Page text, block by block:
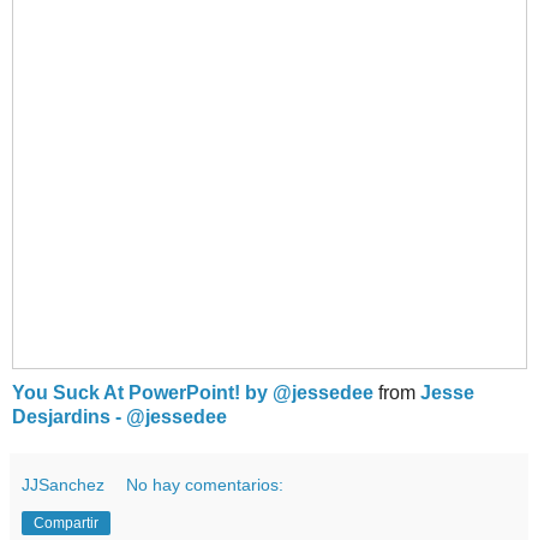
You Suck At PowerPoint! by @jessedee from Jesse
Desjardins - @jessedee
JJSanchez No hay comentarios:
Compartir